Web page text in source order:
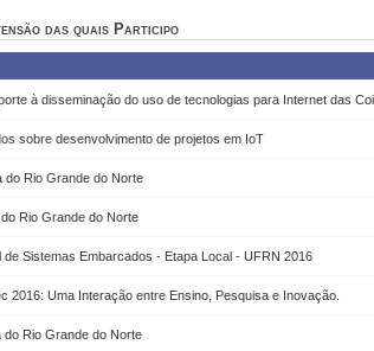
das quais Participo
à disseminação do uso de tecnologias para Internet das
sobre desenvolvimento de projetos em IoT
do Rio Grande do Norte
Rio Grande do Norte
de Sistemas Embarcados - Etapa Local - UFRN 2016
2016: Uma Interação entre Ensino, Pesquisa e Inovação.
do Rio Grande do Norte